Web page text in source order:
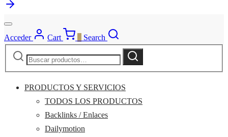
Acceder Cart
Search
Buscar
Buscar
PRODUCTOS Y SERVICIOS
TODOS LOS PRODUCTOS
Backlinks / Enlaces
Dailymotion